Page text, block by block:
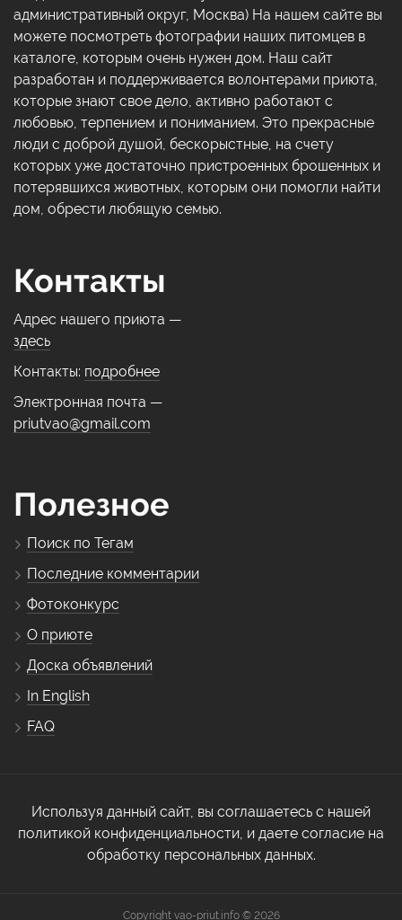
административный округ, Москва) На нашем сайте вы
можете посмотреть фотографии наших питомцев в
каталоге, которым очень нужен дом. Наш сайт
разработан и поддерживается волонтерами приюта,
которые знают свое дело, активно работают с
любовью, терпением и пониманием. Это прекрасные
люди с доброй душой, бескорыстные, на счету
которых уже достаточно пристроенных брошенных и
потерявшихся животных, которым они помогли найти
дом, обрести любящую семью.
Контакты
Адрес нашего приюта —
здесь
Контакты: подробнее
Электронная почта —
priutvao@gmail.com
Полезное
Поиск по Тегам
Последние комментарии
Фотоконкурс
О приюте
Доска объявлений
In English
FAQ
Используя данный сайт, вы соглашаетесь с нашей
политикой конфиденциальности, и даете согласие на
обработку персональных данных.
Copyright vao-priut.info © 2026